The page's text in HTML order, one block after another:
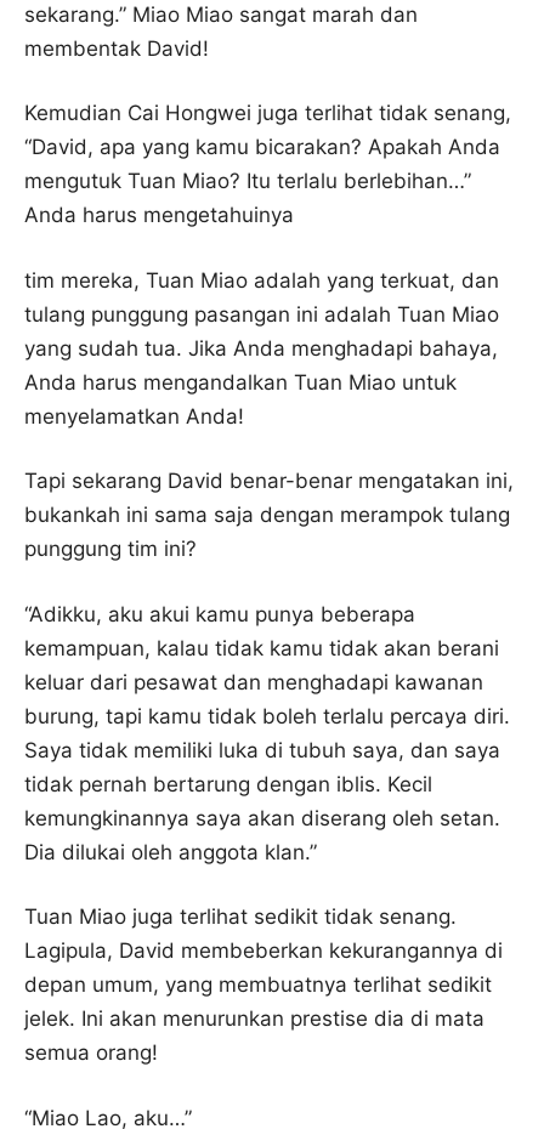
sekarang.” Miao Miao sangat marah dan
membentak David!
Kemudian Cai Hongwei juga terlihat tidak senang,
“David, apa yang kamu bicarakan? Apakah Anda
mengutuk Tuan Miao? Itu terlalu berlebihan…”
Anda harus mengetahuinya
tim mereka, Tuan Miao adalah yang terkuat, dan
tulang punggung pasangan ini adalah Tuan Miao
yang sudah tua. Jika Anda menghadapi bahaya,
Anda harus mengandalkan Tuan Miao untuk
menyelamatkan Anda!
Tapi sekarang David benar-benar mengatakan ini,
bukankah ini sama saja dengan merampok tulang
punggung tim ini?
“Adikku, aku akui kamu punya beberapa
kemampuan, kalau tidak kamu tidak akan berani
keluar dari pesawat dan menghadapi kawanan
burung, tapi kamu tidak boleh terlalu percaya diri.
Saya tidak memiliki luka di tubuh saya, dan saya
tidak pernah bertarung dengan iblis. Kecil
kemungkinannya saya akan diserang oleh setan.
Dia dilukai oleh anggota klan.”
Tuan Miao juga terlihat sedikit tidak senang.
Lagipula, David membeberkan kekurangannya di
depan umum, yang membuatnya terlihat sedikit
jelek. Ini akan menurunkan prestise dia di mata
semua orang!
“Miao Lao, aku…”